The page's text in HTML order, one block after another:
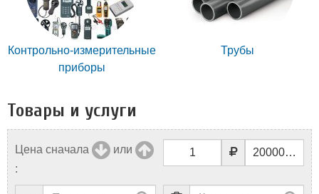
Контрольно-измерительные
приборы
Трубы
Товары и услуги
Цена сначала
или
: